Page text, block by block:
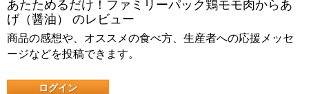
あたためるだけ！ファミリーパック鶏モモ肉からあ
げ（醤油） のレビュー
商品の感想や、オススメの食べ方、生産者への応援メッセ
ージなどを投稿できます。
ログイン